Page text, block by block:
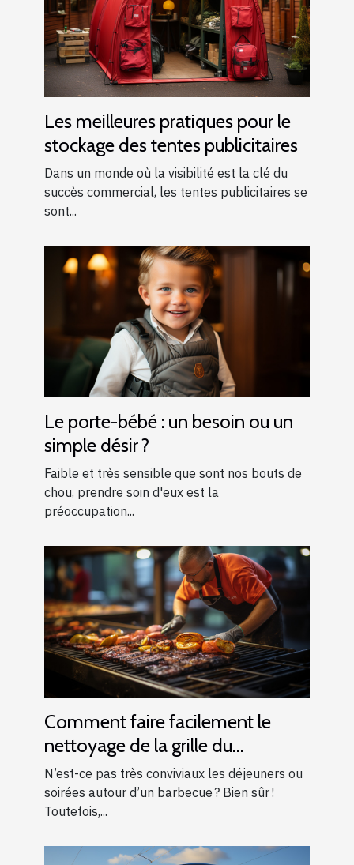
Les meilleures pratiques pour le
stockage des tentes publicitaires
Dans un monde où la visibilité est la clé du
succès commercial, les tentes publicitaires se
sont...
Le porte-bébé : un besoin ou un
simple désir ?
Faible et très sensible que sont nos bouts de
chou, prendre soin d'eux est la
préoccupation...
Comment faire facilement le
nettoyage de la grille du
barbecue ?
N’est-ce pas très conviviaux les déjeuners ou
soirées autour d’un barbecue ? Bien sûr !
Toutefois,...